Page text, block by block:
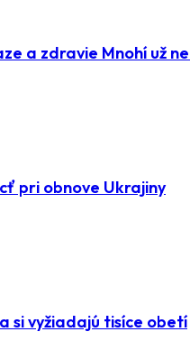
a zdravie Mnohí už
pri obnove Ukrajiny
si vyžiadajú tisíce obetí